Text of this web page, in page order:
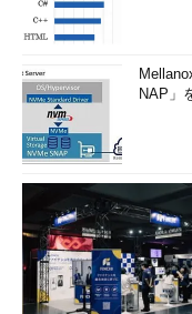
NAP」